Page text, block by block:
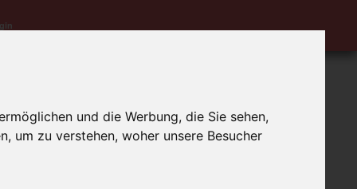
und die Werbung, die Sie sehen,
um zu verstehen, woher unsere Besucher